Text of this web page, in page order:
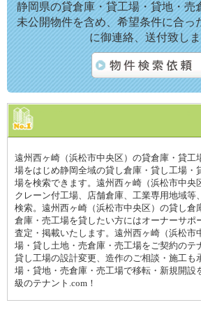
静岡県の貸倉庫・貸工場・貸地・売
未公開物件を含め、希望条件に合っ
に御連絡、送付致しま
遠州西ヶ崎（浜松市中央区）の貸倉庫・貸工
場をはじめ静岡全域の貸し倉庫・貸し工場・
場を検索できます。遠州西ヶ崎（浜松市中央
クレーン付工場、店舗倉庫、工業専用地域等
検索。遠州西ヶ崎（浜松市中央区）の貸し倉
倉庫・売工場を貸したい方にはオーナーサポ
査定・掲載いたします。遠州西ヶ崎（浜松市
場・貸し土地・売倉庫・売工場をご契約のテ
貸し工場の設計変更、造作のご相談・施工も
場・貸地・売倉庫・売工場で移転・新規開設
級のテナント.com！